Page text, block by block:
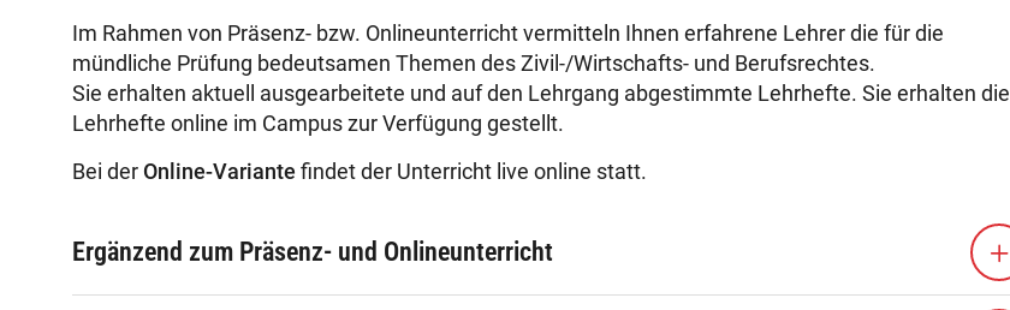
Im Rahmen von Präsenz- bzw. Onlineunterricht vermitteln Ihnen erfahrene Lehrer die für die
mündliche Prüfung bedeutsamen Themen des Zivil-/Wirtschafts- und Berufsrechtes.
Sie erhalten aktuell ausgearbeitete und auf den Lehrgang abgestimmte Lehrhefte. Sie erhalten die
Lehrhefte online im Campus zur Verfügung gestellt.
Bei derOnline-Variante findet der Unterricht live online statt.
Ergänzend zum Präsenz- und Onlineunterricht